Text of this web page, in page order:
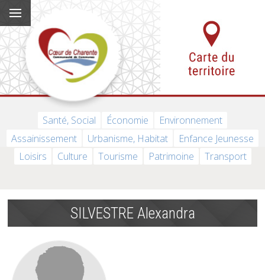
Santé, Social Économie
Environnement
Assainissement
Urbanisme, Habitat
Enfance Jeunesse
Loisirs
Culture Tourisme Patrimoine Transport
SILVESTRE Alexandra